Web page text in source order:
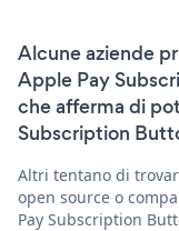
Alcune aziende
Apple Pay
che afferma di
Subscription
Altri tentano di
open source o
Pay Subscription